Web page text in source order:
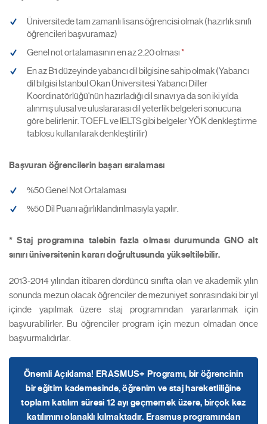
Üniversitede tam zamanlı lisans öğrencisi olmak (hazırlık sınıfı
öğrencileri başvuramaz)
Genel not ortalamasının en az 2.20 olması*
En az B1 düzeyinde yabancı dil bilgisine sahip olmak (Yabancı
dil bilgisi İstanbul Okan Üniversitesi Yabancı Diller
Koordinatörlüğü'nün hazırladığı dil sınavı ya da son iki yılda
alınmış ulusal ve uluslararası dil yeterlik belgeleri sonucuna
göre belirlenir. TOEFL ve IELTS gibi belgeler YÖK denkleştirme
tablosu kullanılarak denkleştirilir)
Başvuran öğrencilerin başarı sıralaması
%50 Genel Not Ortalaması
%50 Dil Puanı ağırlıklandırılmasıyla yapılır.
* Staj programına talebin fazla olması durumunda GNO alt
sınırı üniversitenin kararı doğrultusunda yükseltilebilir.
2013-2014 yılından itibaren dördüncü sınıfta olan ve akademik yılın
sonunda mezun olacak öğrenciler de mezuniyet sonrasındaki bir yıl
içinde yapılmak üzere staj programından yararlanmak için
başvurabilirler. Bu öğrenciler program için mezun olmadan önce
başvurmalıdırlar.
Önemli Açıklama!ERASMUS+ Programı, bir öğrencinin
bir eğitim kademesinde, öğrenim ve staj hareketliliğine
toplam katılım süresi 12 ayı geçmemek üzere, birçok kez
katılımını olanaklı kılmaktadır. Erasmus programından